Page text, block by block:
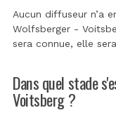
Aucun diffuseur n’a
Wolfsberger -
sera connue, elle
Dans quel stade
Voitsberg ?